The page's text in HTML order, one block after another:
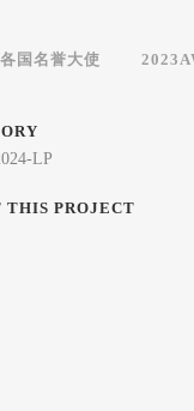
各国名誉大使
LP
THIS PROJECT